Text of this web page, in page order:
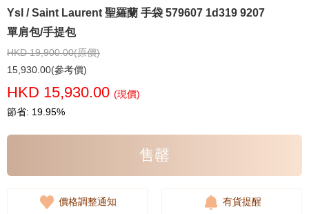
Ysl / Saint Laurent 聖羅蘭 手袋 579607 1d319 9207
單肩包/手提包
HKD 19,900.00(原價)
15,930.00(參考價)
HKD 15,930.00 (現價)
節省: 19.95%
售罄
價格調整通知 有貨提醒